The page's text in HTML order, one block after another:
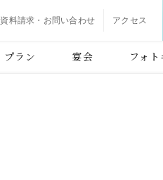
資料請求・お問い合わせ アクセス
プラン 宴会 フォ